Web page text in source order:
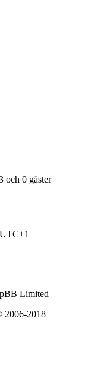
och 0 gäster
Limited
2006-2018